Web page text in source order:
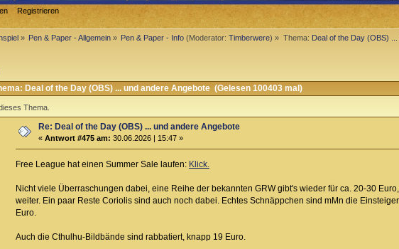
Registrieren
» Pen & Paper - Allgemein » Pen & Paper - Info (Moderator:Timberwere) » Thema: Deal of the Day (OBS)
Deal of the Day (OBS) ... und andere Angebote (Gelesen 100403 mal)
Thema.
Re: Deal of the Day (OBS) ... und andere Angebote
«Antwort #475 am: 30.06.2026 | 15:47 »
Free League hat einen Summer Sale laufen: Klick.
Nicht viele Überraschungen dabei, eine Reihe der bekannten GRW gibt's wieder für ca. 20-30
weiter. Ein paar Reste Coriolis sind auch noch dabei. Echtes Schnäppchen sind mMn die
Euro.
Auch die Cthulhu-Bildbände sind rabbatiert, knapp 19 Euro.